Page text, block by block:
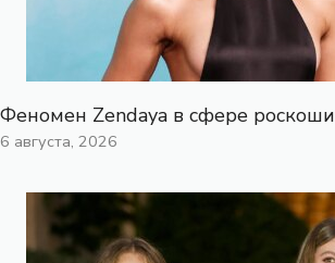
Феномен Zendaya в сфере роскоши
6 августа, 2026